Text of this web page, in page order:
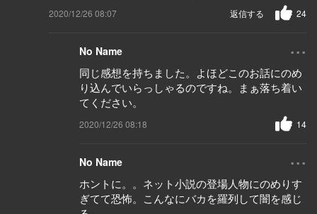
2020/12/26 08:07 24
返信する
No Name ...
同じ感想を持ちました。よほどこのお話にのめ
り込んでいらっしゃるのですね。まぁ落ち着い
てください。
2020/12/26 08:18 14
No Name ...
ホントに。。ネット小説の登場人物にのめりす
ぎてて恐怖。こんなにバカを羅列して闇を感じ